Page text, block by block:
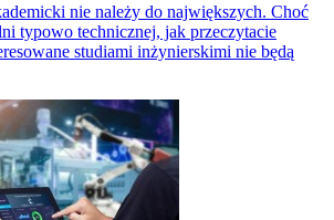
nie należy do największych. Choć
typowo technicznej, jak przeczytacie
studiami inżynierskimi nie będą